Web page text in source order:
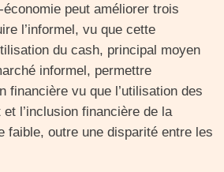
peut améliorer trois
l’informel, vu que cette
du cash, principal moyen
informel, permettre
financière vu que l’utilisation des
l’inclusion financière de la
faible, outre une disparité entre les